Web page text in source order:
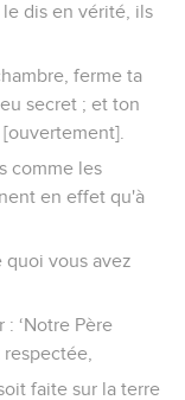
dis en vérité, ils
ferme ta
secret ; et ton
comme les
en effet qu'à
quoi vous avez
‘Notre Père
faite sur la terre